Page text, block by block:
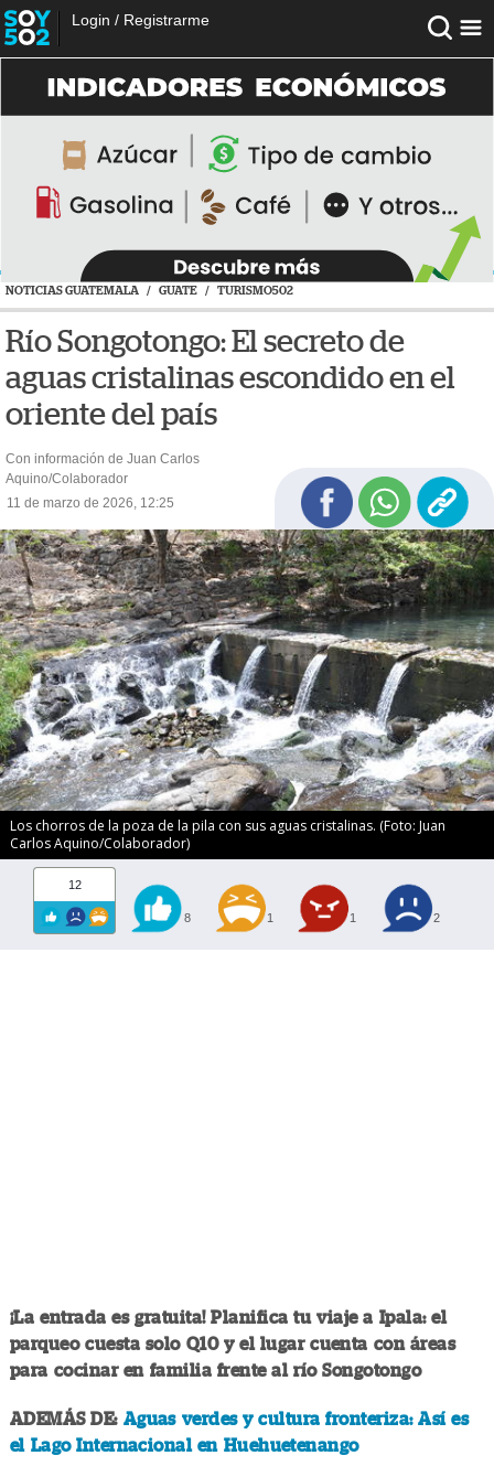
Login / Registrarme
NOTICIAS GUATEMALA / GUATE / TURISMO502
Río Songotongo: El secreto de
aguas cristalinas escondido en el
oriente del país
Con información de Juan Carlos
Aquino/Colaborador
11 de marzo de 2026, 12:25
Los chorros de la poza de la pila con sus aguas cristalinas. (Foto: Juan
Carlos Aquino/Colaborador)
12
8 1 1 2
¡La entrada es gratuita! Planifica tu viaje a Ipala: el
parqueo cuesta solo Q10 y el lugar cuenta con áreas
para cocinar en familia frente al río Songotongo
ADEMÁS DE: Aguas verdes y cultura fronteriza: Así es
el Lago Internacional en Huehuetenango